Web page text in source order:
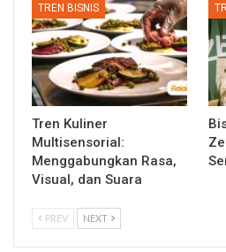
TREN BISNIS
Tren Kuliner
Multisensorial:
Menggabungkan Rasa,
Visual, dan Suara
PREV NEXT